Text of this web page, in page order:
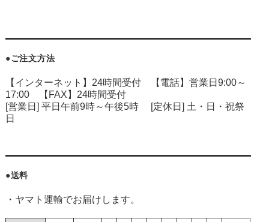
●ご注文方法
【インターネット】24時間受付 【電話】営業日9:00～
17:00 【FAX】24時間受付
[営業日] 平日午前9時～午後5時 [定休日] 土・日・祝祭
日
●送料
・ヤマト運輸でお届けします。